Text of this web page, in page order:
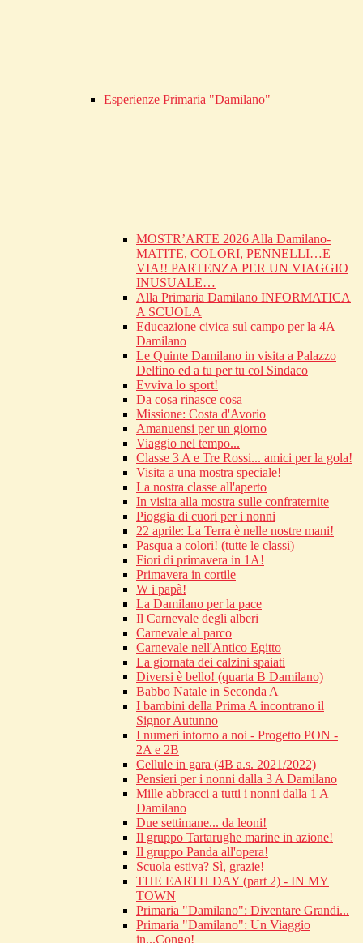
Esperienze Primaria "Damilano"
MOSTR’ARTE 2026 Alla Damilano-
MATITE, COLORI, PENNELLI…E
VIA!! PARTENZA PER UN VIAGGIO
INUSUALE…
Alla Primaria Damilano INFORMATICA
A SCUOLA
Educazione civica sul campo per la 4A
Damilano
Le Quinte Damilano in visita a Palazzo
Delfino ed a tu per tu col Sindaco
Evviva lo sport!
Da cosa rinasce cosa
Missione: Costa d'Avorio
Amanuensi per un giorno
Viaggio nel tempo...
Classe 3 A e Tre Rossi... amici per la gola!
Visita a una mostra speciale!
La nostra classe all'aperto
In visita alla mostra sulle confraternite
Pioggia di cuori per i nonni
22 aprile: La Terra è nelle nostre mani!
Pasqua a colori! (tutte le classi)
Fiori di primavera in 1A!
Primavera in cortile
W i papà!
La Damilano per la pace
Il Carnevale degli alberi
Carnevale al parco
Carnevale nell'Antico Egitto
La giornata dei calzini spaiati
Diversi è bello! (quarta B Damilano)
Babbo Natale in Seconda A
I bambini della Prima A incontrano il
Signor Autunno
I numeri intorno a noi - Progetto PON -
2A e 2B
Cellule in gara (4B a.s. 2021/2022)
Pensieri per i nonni dalla 3 A Damilano
Mille abbracci a tutti i nonni dalla 1 A
Damilano
Due settimane... da leoni!
Il gruppo Tartarughe marine in azione!
Il gruppo Panda all'opera!
Scuola estiva? Sì, grazie!
THE EARTH DAY (part 2) - IN MY
TOWN
Primaria "Damilano": Diventare Grandi...
Primaria "Damilano": Un Viaggio
in...Congo!